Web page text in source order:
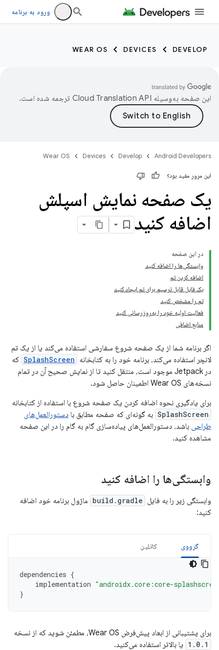
ورود به برنامه
DEVELOP
DEVICES
WEAR OS
این صفحه به‌وسیله ترجمه شده است.
Android Developers
Develop
Devices
Wear OS
این مرور مفید بود؟
یک صفحه نمایش اسپلش
اضافه کنید
در این صفحه
وابستگی‌ها را اضافه کنید
اضافه کردن تم
یک فایل قابل ترسیم برای تم ایجاد کنید
تم را مشخص کنید
فعالیت اولیه خود را به‌روزرسانی کنید
منابع اضافی
اگر برنامه شما از یک صفحه شروع سفارشی استفاده می‌کند یا از یک تم
لانچر استفاده می‌کند، برنامه خود را به کتابخانه SplashScreen که
در Jetpack موجود است، منتقل کنید تا از نمایش صحیح آن در تمام
نسخه‌های Wear OS اطمینان حاصل شود.
برای یادگیری نحوه اضافه کردن یک صفحه شروع با استفاده از کتابخانه
SplashScreen به گونه‌ای که صفحه مطابق با دستورالعمل‌های
طراحی باشد، دستورالعمل‌های پیاده‌سازی گام به گام را در این صفحه
مشاهده کنید.
وابستگی‌ها را اضافه کنید
وابستگی زیر را به فایل build.gradle ماژول برنامه خود اضافه
کنید:
گرووی کاتلین
dependencies {
implementation "androidx.core:core-
}
برای پشتیبانی از ابعاد پیش‌فرض Wear OS، مطمئن شوید که از نسخه
1.0.1 یا بالاتر استفاده می‌کنید.